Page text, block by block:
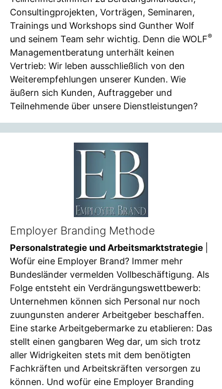
Consultingprojekten, Vorträgen, Seminaren,
Trainings und Workshops sind Gunther Wolf
und seinem Team sehr wichtig. Denn die WOLF®
Managementberatung unterhält keinen
Vertrieb: Wir leben ausschließlich von den
Weiterempfehlungen unserer Kunden. Wie
äußern sich Kunden, Auftraggeber und
Teilnehmende über unsere Dienstleistungen?
Employer Branding Methode
Personalstrategie und Arbeitsmarktstrategie
Wofür eine Employer Brand? Immer mehr
Bundesländer vermelden Vollbeschäftigung. Als
Folge entsteht ein Verdrängungswettbewerb:
Unternehmen können sich Personal nur noch
zuungunsten anderer Arbeitgeber beschaffen.
Eine starke Arbeitgebermarke zu etablieren: Das
stellt einen gangbaren Weg dar, um sich trotz
aller Widrigkeiten stets mit dem benötigten
Fachkräften und Arbeitskräften versorgen zu
können. Und wofür eine Employer Branding